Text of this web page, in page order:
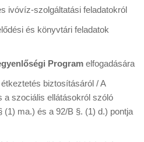
ivóvíz-szolgáltatási feladatokról
és könyvtári feladatok
Program elfogadására
biztosításáról / A
a szociális ellátásokról szóló
(1) ma.) és a 92/B §. (1) d.) pontja